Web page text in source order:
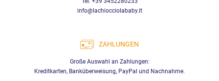
info@lachiocciolababy.it
ZAHLUNGEN
Große Auswahl an Zahlungen:
Kreditkarten, Banküberweisung, PayPal und Nachnahme.